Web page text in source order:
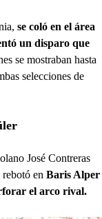
se coló en el área
un disparo que
se mostraban hasta
selecciones de
José Contreras
en Baris Alper
el arco rival.